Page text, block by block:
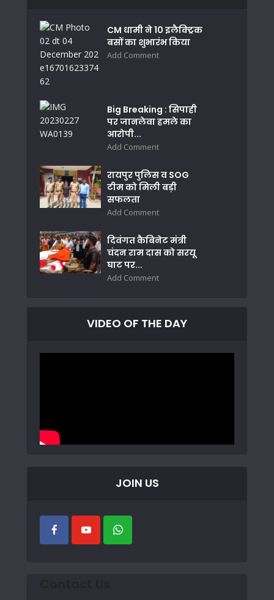
CM धामी ने 10 इलैक्ट्रिक
बसों का शुभारंभ किया
Add Comment
Big Breaking : सिपाही
पर जानलेवा हमले का
आरोपी...
Add Comment
रायपुर पुलिस व SOG
टीम को मिली बड़ी
सफलता
Add Comment
दिवंगत कैबिनेट मंत्री
चंदन राम दास को सरयू
घाट पर...
Add Comment
VIDEO OF THE DAY
JOIN US